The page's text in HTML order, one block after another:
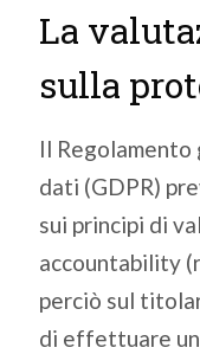
La
sulla
Il
dati (GDPR)
sui principi di
accountability
perciò sul
di effettuare